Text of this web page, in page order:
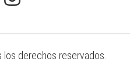
derechos reservados.